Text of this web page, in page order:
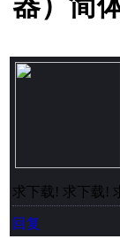
求下载! 求下载!
回复